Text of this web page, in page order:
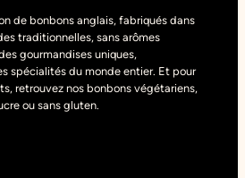
de bonbons anglais, fabriqués dans
traditionnelles, sans arômes
gourmandises uniques,
spécialités du monde entier. Et pour
retrouvez nos bonbons végétariens,
ou sans gluten.